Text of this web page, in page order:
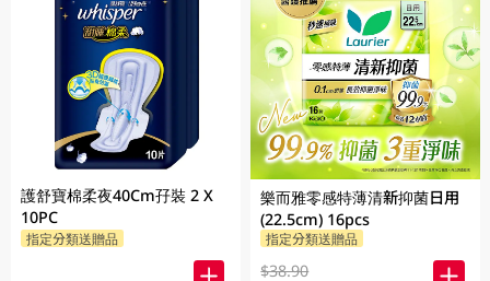
護舒寶棉柔夜40Cm孖裝 2 X
10PC
指定分類送贈品
樂而雅零感特薄清新抑菌日用
(22.5cm) 16pcs
指定分類送贈品
$38.90